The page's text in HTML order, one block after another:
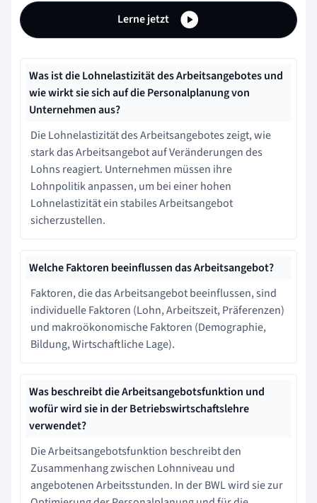
Lerne jetzt
Was ist die Lohnelastizität des Arbeitsangebotes und
wie wirkt sie sich auf die Personalplanung von
Unternehmen aus?
Die Lohnelastizität des Arbeitsangebotes zeigt, wie
stark das Arbeitsangebot auf Veränderungen des
Lohns reagiert. Unternehmen müssen ihre
Lohnpolitik anpassen, um bei einer hohen
Lohnelastizität ein stabiles Arbeitsangebot
sicherzustellen.
Welche Faktoren beeinflussen das Arbeitsangebot?
Faktoren, die das Arbeitsangebot beeinflussen, sind
individuelle Faktoren (Lohn, Arbeitszeit, Präferenzen)
und makroökonomische Faktoren (Demographie,
Bildung, Wirtschaftliche Lage).
Was beschreibt die Arbeitsangebotsfunktion und
wofür wird sie in der Betriebswirtschaftslehre
verwendet?
Die Arbeitsangebotsfunktion beschreibt den
Zusammenhang zwischen Lohnniveau und
angebotenen Arbeitsstunden. In der BWL wird sie zur